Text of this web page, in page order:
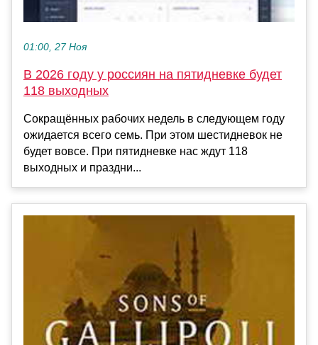
01:00, 27 Ноя
В 2026 году у россиян на пятидневке будет
118 выходных
Сокращённых рабочих недель в следующем году
ожидается всего семь. При этом шестидневок не
будет вовсе. При пятидневке нас ждут 118
выходных и праздни...